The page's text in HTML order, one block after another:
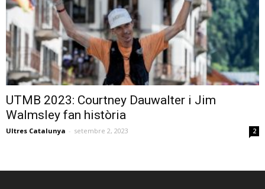
UTMB 2023: Courtney Dauwalter i Jim
Walmsley fan història
Ultres Catalunya - setembre 2, 2023 2